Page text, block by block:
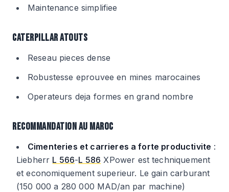
Maintenance simplifiee
CATERPILLAR ATOUTS
Reseau pieces dense
Robustesse eprouvee en mines marocaines
Operateurs deja formes en grand nombre
RECOMMANDATION AU MAROC
Cimenteries et carrieres a forte productivite :
Liebherr L 566-L 586 XPower est techniquement
et economiquement superieur. Le gain carburant
(150 000 a 280 000 MAD/an par machine)